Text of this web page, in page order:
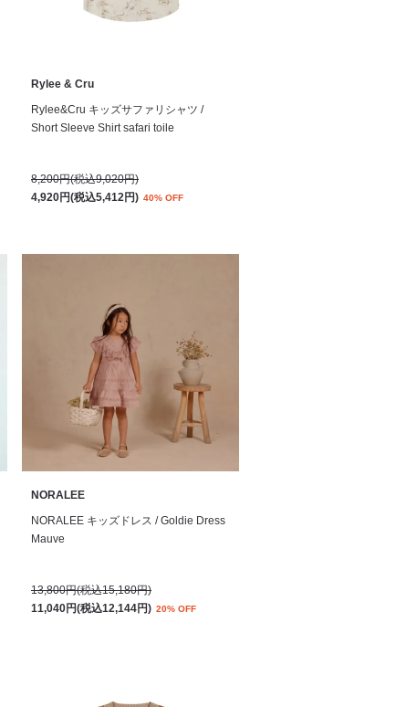
Rylee & Cru
Rylee&Cru キッズサファリシャツ /
Short Sleeve Shirt safari toile
8,200円(税込9,020円)
4,920円(税込5,412円) 40% OFF
NORALEE
NORALEE キッズドレス / Goldie Dress
Mauve
13,800円(税込15,180円)
11,040円(税込12,144円) 20% OFF